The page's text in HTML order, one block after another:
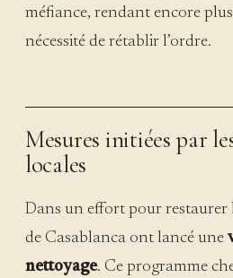
méfiance, rendant encore
nécessité de rétablir l’ordre.
Mesures initiées par
locales
Dans un effort pour restaurer
de Casablanca ont lancé une
nettoyage. Ce programme